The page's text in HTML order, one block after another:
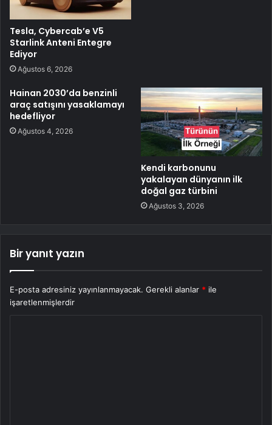
Tesla, Cybercab’e V5
Starlink Anteni Entegre
Ediyor
Ağustos 6, 2026
Hainan 2030’da benzinli
araç satışını yasaklamayı
hedefliyor
Ağustos 4, 2026
Kendi karbonunu
yakalayan dünyanın ilk
doğal gaz türbini
Ağustos 3, 2026
Bir yanıt yazın
E-posta adresiniz yayınlanmayacak. Gerekli alanlar * ile
işaretlenmişlerdir